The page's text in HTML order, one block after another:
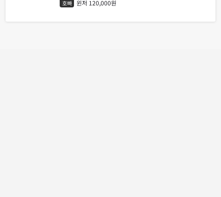
호빠 윈저 120,000원